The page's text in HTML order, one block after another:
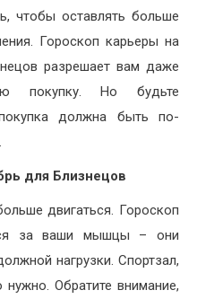
чтобы оставлять больше
Гороскоп карьеры на
разрешает вам даже
покупку. Но будьте
должна быть по-
для Близнецов
двигаться. Гороскоп
за ваши мышцы – они
нагрузки. Спортзал,
Обратите внимание,